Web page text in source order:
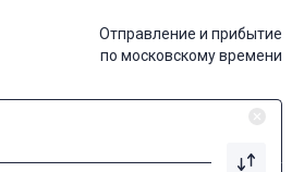
Отправление и прибытие
по московскому времени